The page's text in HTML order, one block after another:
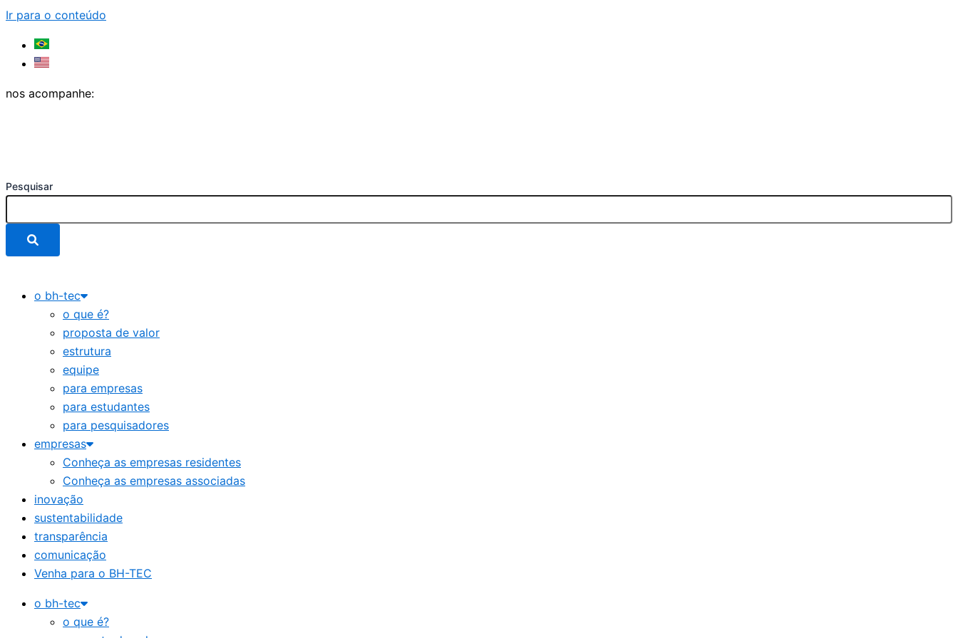
Ir para o conteúdo
nos acompanhe:
Pesquisar
o bh-tec
o que é?
proposta de valor
estrutura
equipe
para empresas
para estudantes
para pesquisadores
empresas
Conheça as empresas residentes
Conheça as empresas associadas
inovação
sustentabilidade
transparência
comunicação
Venha para o BH-TEC
o bh-tec
o que é?